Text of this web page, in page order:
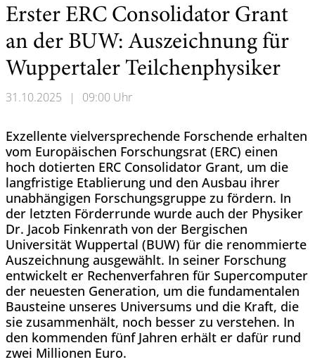
Erster ERC Consolidator Grant
an der BUW: Auszeichnung für
Wuppertaler Teilchenphysiker
31.10.2025 | 09:00 Uhr
Exzellente vielversprechende Forschende erhalten
vom Europäischen Forschungsrat (ERC) einen
hoch dotierten ERC Consolidator Grant, um die
langfristige Etablierung und den Ausbau ihrer
unabhängigen Forschungsgruppe zu fördern. In
der letzten Förderrunde wurde auch der Physiker
Dr. Jacob Finkenrath von der Bergischen
Universität Wuppertal (BUW) für die renommierte
Auszeichnung ausgewählt. In seiner Forschung
entwickelt er Rechenverfahren für Supercomputer
der neuesten Generation, um die fundamentalen
Bausteine unseres Universums und die Kraft, die
sie zusammenhält, noch besser zu verstehen. In
den kommenden fünf Jahren erhält er dafür rund
zwei Millionen Euro.